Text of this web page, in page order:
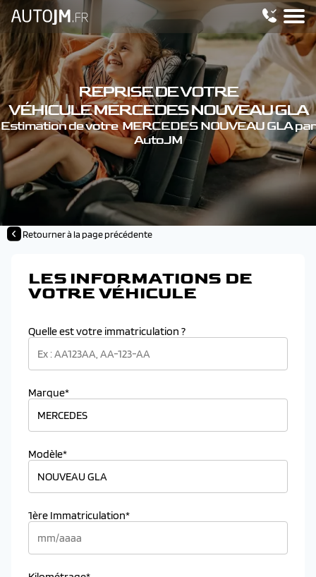
REPRISE DE VOTRE
VÉHICULE MERCEDES NOUVEAU GLA
Estimation de votre MERCEDES NOUVEAU GLA par
AutoJM
Retourner à la page précédente
LES INFORMATIONS DE
VOTRE VÉHICULE
Quelle est votre immatriculation ?
Marque*
Modèle*
1ère Immatriculation*